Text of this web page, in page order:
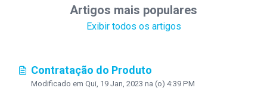
Artigos mais populares
Exibir todos os artigos
Contratação do Produto
Modificado em Qui, 19 Jan, 2023 na (o) 4:39 PM